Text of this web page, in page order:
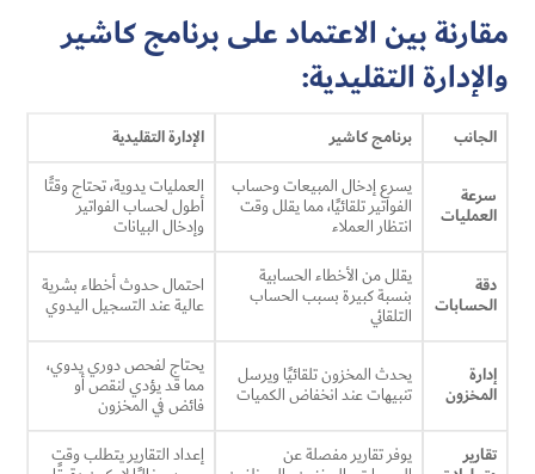
مقارنة بين الاعتماد على برنامج كاشير
والإدارة التقليدية:
الجانب برنامج كاشير الإدارة التقليدية
سرعة
العمليات
يسرع إدخال المبيعات وحساب
الفواتير تلقائيًا، مما يقلل وقت
انتظار العملاء
العمليات يدوية، تحتاج وقتًا
أطول لحساب الفواتير
وإدخال البيانات
دقة
الحسابات
يقلل من الأخطاء الحسابية
بنسبة كبيرة بسبب الحساب
التلقائي
احتمال حدوث أخطاء بشرية
عالية عند التسجيل اليدوي
إدارة
المخزون
يحدث المخزون تلقائيًا ويرسل
تنبيهات عند انخفاض الكميات
يحتاج لفحص دوري يدوي،
مما قد يؤدي لنقص أو
فائض في المخزون
تقارير يوفر تقارير مفصلة عن إعداد التقارير يتطلب وقت